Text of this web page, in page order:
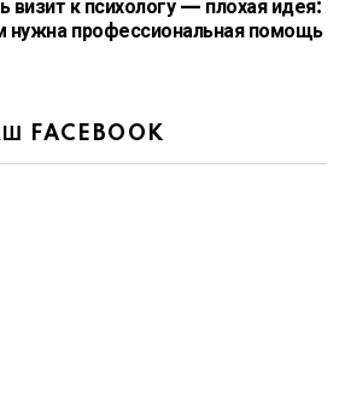
визит к психологу — плохая идея:
нужна профессиональная помощь
FACEBOOK